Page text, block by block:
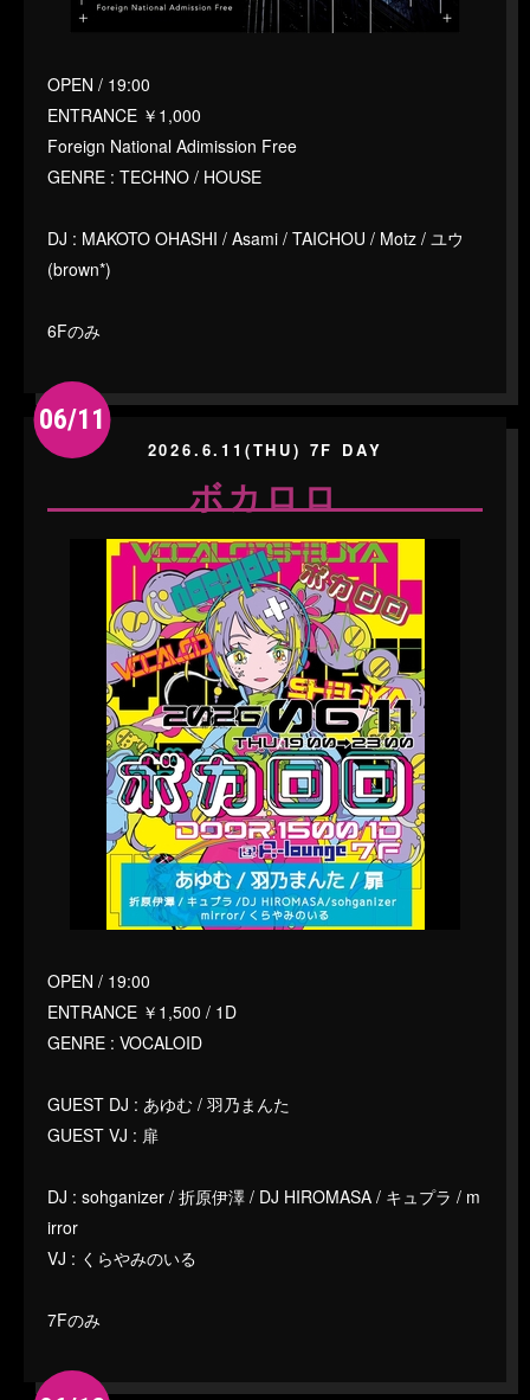
OPEN / 19:00
ENTRANCE ￥1,000
Foreign National Adimission Free
GENRE : TECHNO / HOUSE
DJ : MAKOTO OHASHI / Asami / TAICHOU / Motz / ユウ
(brown*)
6Fのみ
06/11
2026.6.11(THU) 7F DAY
ボカロロ
OPEN / 19:00
ENTRANCE ￥1,500 / 1D
GENRE : VOCALOID
GUEST DJ : あゆむ / 羽乃まんた
GUEST VJ : 扉
DJ : sohganizer / 折原伊澤 / DJ HIROMASA / キュプラ / m
irror
VJ : くらやみのいる
7Fのみ